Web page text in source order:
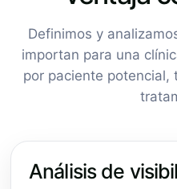
Definimos y
importan para una
por paciente potencial,
Análisis de